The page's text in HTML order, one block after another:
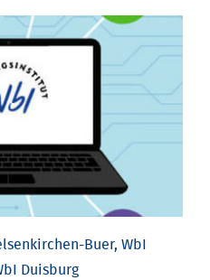
Buer, WbI
Duisburg